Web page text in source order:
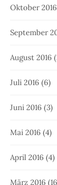
Oktober 2016
September
August 2016
Juli 2016 (6)
Juni 2016 (3)
Mai 2016 (4)
April 2016 (4)
März 2016